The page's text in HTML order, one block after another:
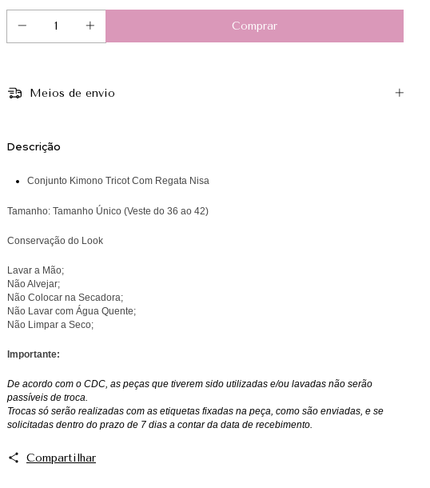
Meios de envio
Descrição
Conjunto Kimono Tricot Com Regata Nisa
Tamanho: Tamanho Único (Veste do 36 ao 42)
Conservação do Look
Lavar a Mão;
Não Alvejar;
Não Colocar na Secadora;
Não Lavar com Água Quente;
Não Limpar a Seco;
Importante:
De acordo com o CDC, as peças que tiverem sido utilizadas e/ou lavadas não serão
passíveis de troca.
Trocas só serão realizadas com as etiquetas fixadas na peça, como são enviadas, e se
solicitadas dentro do prazo de 7 dias a contar da data de recebimento.
Compartilhar